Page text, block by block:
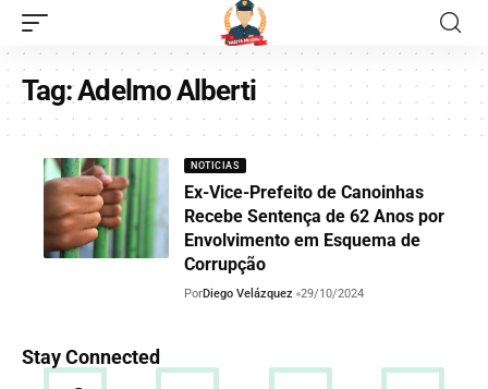
Tag:Adelmo Alberti
NOTICIAS
Ex-Vice-Prefeito de Canoinhas
Recebe Sentença de 62 Anos por
Envolvimento em Esquema de
Corrupção
PorDiego Velázquez 29/10/2024
Stay Connected